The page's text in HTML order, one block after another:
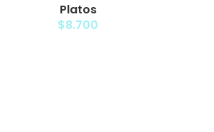
Platos
$8.700